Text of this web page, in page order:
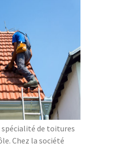
spécialité de toitures
Chez la société